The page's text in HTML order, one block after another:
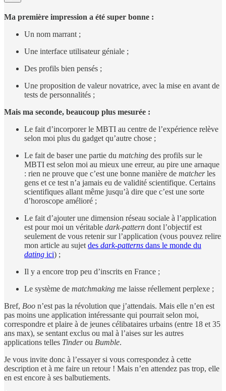
Ma première impression a été super bonne :
Un nom marrant ;
Une interface utilisateur géniale ;
Des profils bien pensés ;
Une proposition de valeur novatrice, avec la mise en avant de
tests de personnalités ;
Mais ma seconde, beaucoup plus mesurée :
Le fait d’incorporer le MBTI au centre de l’expérience relève
selon moi plus du gadget qu’autre chose ;
Le fait de baser une partie du matching des profils sur le
MBTI est selon moi au mieux une erreur, au pire une arnaque
: rien ne prouve que c’est une bonne manière de matcherles
gens et ce test n’a jamais eu de validité scientifique. Certains
scientifiques allant même jusqu’à dire que c’est une sorte
d’horoscope amélioré ;
Le fait d’ajouter une dimension réseau sociale à l’application
est pour moi un véritable dark-pattern dont l’objectif est
seulement de vous retenir sur l’application (vous pouvez relire
mon article au sujet des dark-patterns dans le monde du
dating ici) ;
Il y a encore trop peu d’inscrits en France ;
Le système de matchmaking me laisse réellement perplexe ;
Bref, Boo n’est pas la révolution que j’attendais. Mais elle n’en est
pas moins une application intéressante qui pourrait selon moi,
correspondre et plaire à de jeunes célibataires urbains (entre 18 et 35
ans max), se sentant exclus ou mal à l’aises sur les autres
applications telles Tinderou Bumble.
Je vous invite donc à l’essayer si vous correspondez à cette
description et à me faire un retour ! Mais n’en attendez pas trop, elle
en est encore à ses balbutiements.